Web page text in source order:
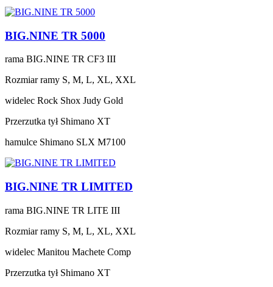
BIG.NINE TR 5000
rama BIG.NINE TR CF3 III
Rozmiar ramy S, M, L, XL, XXL
widelec Rock Shox Judy Gold
Przerzutka tył Shimano XT
hamulce Shimano SLX M7100
BIG.NINE TR LIMITED
rama BIG.NINE TR LITE III
Rozmiar ramy S, M, L, XL, XXL
widelec Manitou Machete Comp
Przerzutka tył Shimano XT